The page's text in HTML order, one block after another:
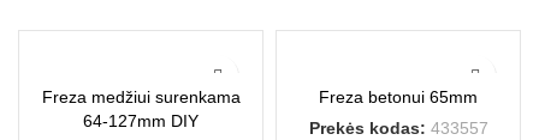
Freza medžiui surenkama
64-127mm DIY
Freza betonui 65mm
Prekės kodas: 433557